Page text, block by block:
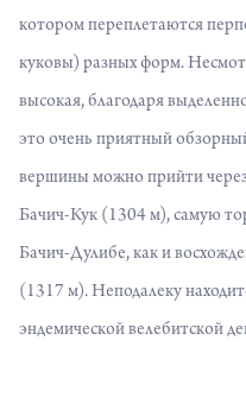
котором переплетаются
куковы) разных форм.
высокая, благодаря
это очень приятный
вершины можно прийти
Бачич-Кук (1304 м), самую
Бачич-Дулибе, как и
(1317 м). Неподалеку
эндемической велебитской